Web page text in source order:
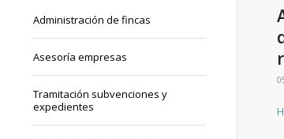
Administración de fincas
Asesoría empresas
Tramitación subvenciones y
expedientes